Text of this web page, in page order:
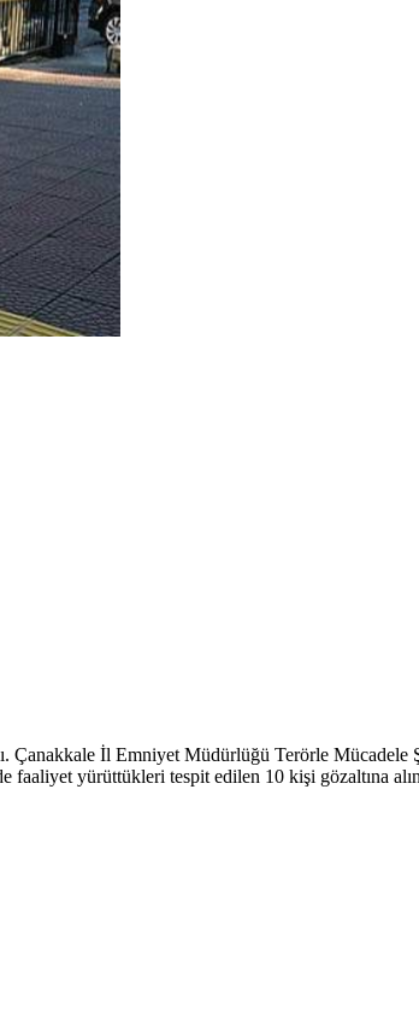
Çanakkale İl Emniyet Müdürlüğü Terörle
faaliyet yürüttükleri tespit edilen 10 kişi gözaltına